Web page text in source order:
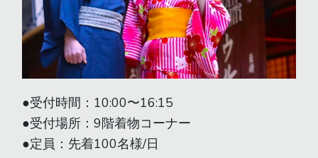
●受付時間：10:00〜16:15
●受付場所：9階着物コーナー
●定員：先着100名様/日